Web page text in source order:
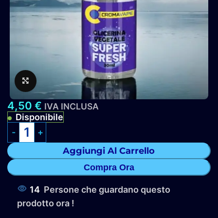
Clicca per ingrandire
4,50 € IVA INCLUSA
Disponibile
Aggiungi Al Carrello
Compra Ora
14 Persone che guardano questo
prodotto ora !